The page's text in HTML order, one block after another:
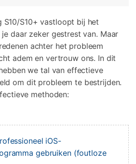
S10/S10+ vastloopt bij het
daar zeker gestrest van. Maar
achter het probleem
adem en vertrouw ons. In dit
we tal van effectieve
om dit probleem te bestrijden.
methoden:
iOS-
gebruiken (foutloze